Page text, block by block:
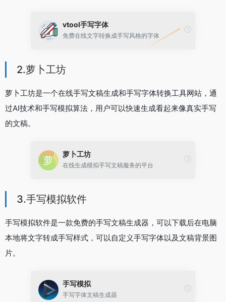
vtool手写字体
免费在线文字转换成手写风格的字体
2.萝卜工坊
萝卜工坊是一个在线手写文稿生成和手写字体转换工具网站，通
过AI技术和手写模拟算法，用户可以快速生成看起来像真实手写
的文稿。
萝卜工坊
在线生成模拟手写文稿服务的平台
3.手写模拟软件
手写模拟软件是一款免费的手写文稿生成器，可以下载后在电脑
本地将文字转成手写样式，可以自定义手写字体以及文稿背景图
片。
手写模拟
手写字体文稿生成器